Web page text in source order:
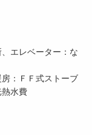
エレベーター：な
：ＦＦ式ストーブ
水費